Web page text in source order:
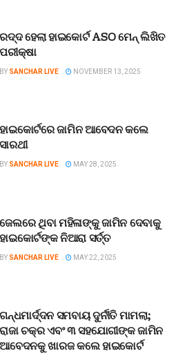
ରଦ୍ଦ ହେଲା ହାଇକୋର୍ଟ ASO ମେନ୍ ଲିଖିତ
ପରୀକ୍ଷା
BY SANCHAR LIVE NOVEMBER 13, 2025
ହାଇକୋର୍ଟରେ ଜାମିନ ଆବେଦନ କଲେ
ସାରଥୀ
BY SANCHAR LIVE MAY 28, 2025
ଜେଲରେ ଥିବା ମହିଳାଙ୍କୁ ଜାମିନ ଦେବାକୁ
ହାଇକୋର୍ଟଙ୍କ ନିଆରା ସର୍ତ୍ତ
BY SANCHAR LIVE MAY 22, 2025
ଗନ୍ଧମାର୍ଦ୍ଦନ ସମବାୟ ଦୁର୍ନୀତି ମାମଲା;
ରାଜା ଚକ୍ର ଏବଂ ୩ ସହଯୋଗୀଙ୍କ ଜାମିନ
ଆବେଦନକୁ ଖାରଜ କଲେ ହାଇକୋର୍ଟ